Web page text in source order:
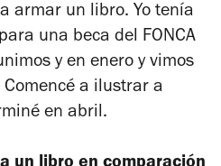
armar un libro. Yo tenía
una beca del FONCA
y en enero y vimos
a ilustrar a
en abril.